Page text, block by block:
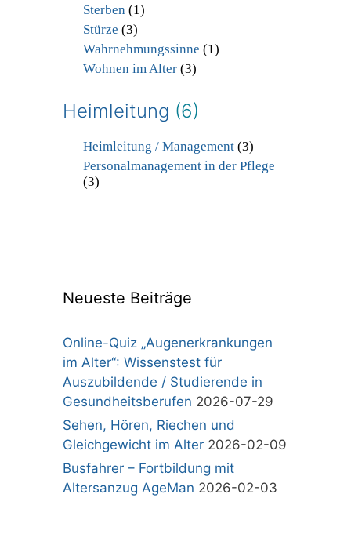
Sterben (1)
Stürze (3)
Wahrnehmungssinne (1)
Wohnen im Alter(3)
Heimleitung (6)
Heimleitung / Management(3)
Personalmanagement in der Pflege
(3)
Neueste Beiträge
Online-Quiz „Augenerkrankungen
im Alter“: Wissenstest für
Auszubildende / Studierende in
Gesundheitsberufen 2026-07-29
Sehen, Hören, Riechen und
Gleichgewicht im Alter 2026-02-09
Busfahrer – Fortbildung mit
Altersanzug AgeMan 2026-02-03